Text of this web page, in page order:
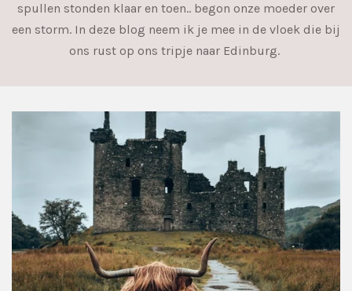
spullen stonden klaar en toen.. begon onze moeder over
een storm. In deze blog neem ik je mee in de vloek die bij
ons rust op ons tripje naar Edinburg.